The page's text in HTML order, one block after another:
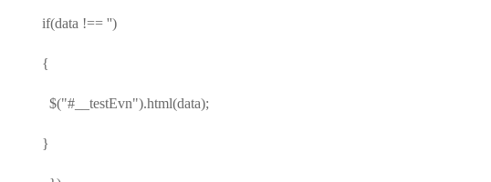
if(data !== '')
{
$("#__testEvn").html(data);
}